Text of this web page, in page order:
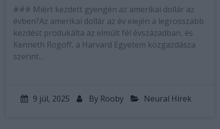
### Miért kezdett gyengén az amerikai dollár az
évben?Az amerikai dollár az év elején a legrosszabb
kezdést produkálta az elmúlt fél évszázadban, és
Kenneth Rogoff, a Harvard Egyetem közgazdásza
szerint…
9 júl, 2025 By Rooby Neural Hírek